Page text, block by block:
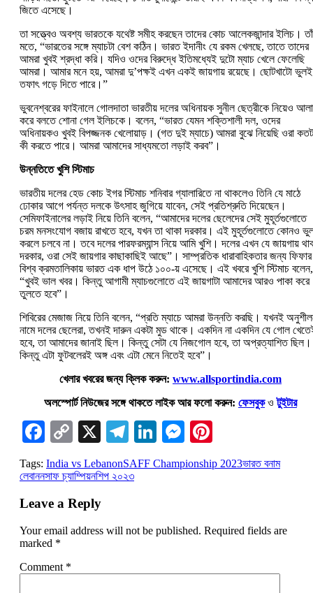
জিতে এসেছে।
তা সত্ত্বেও অবশ্য ভারতকে যথেষ্ট সমীহ করছেন তাদের কোচ আলেকজান্দার ইলিচ।
মতে, “ভারতের সঙ্গে ম্যাচটা বেশ কঠিন। ভারত ইদানীং যে রকম খেলছে, তাতে তাদের
আমরা খুবই শ্রদ্ধা করি। যদিও ওদের বিরুদ্ধে ইতিমধ্যেই দুটো ম্যাচ খেলে ফেলেছি
আমরা। আমার মনে হয়, আমরা দু’পক্ষই এখন একই জায়গায় রয়েছে। ছোটখাটো ভুলই
তফাৎ গড়ে দিতে পারে।”
ভুবনেশ্বরের ফাইনালে গোলদাতা ভারতীয় দলের অধিনায়ক সুনীল ছেত্রীকে নিয়েও
করে বলতে শোনা গেল ইলিচকে। বলেন, “ভারত যেমন শক্তিশালী দল, ওদের
অধিনায়কও খুবই বিপজ্জনক খেলোয়াড়। (গত দুই ম্যাচে) আমরা বুঝে নিয়েছি ওরা
কী করতে পারে। আমরা আমাদের সাধ্যমতো লড়াই করব”।
উন্নতিতে খুশি স্টিমাচ
ভারতীয় দলের হেড কোচ ইগর স্টিমাচ শনিবার গ্যালারিতে না থাকলেও তিনি যে মাঠে
ঢোকার আগে পর্যন্ত দলকে উৎসাহ জুগিয়ে যাবেন, সেই প্রতিশ্রুতি দিয়েছেন।
সেমিফাইনালের লড়াই নিয়ে তিনি বলেন, “আমাদের দলের ছেলেদের সেই মুহূর্তগুলোতে
চরম মনসংযোগ বজায় রাখতে হবে, যখন তা থাকা দরকার। এই মুহূর্তগুলোতে কোনও
করলে চলবে না। তবে দলের পারফরম্যান্স নিয়ে আমি খুশি। দলের এখন যে জায়গায়
দরকার, ওরা সেই জায়গার কাছাকাছিই আছে”। সাম্প্রতিক ধারাবাহিকতার জন্য ফিফার
বিশ্ব ক্রমতালিকায় ভারত এক ধাপ উঠে ১০০-য় এসেছে। এই খবরে খুশি স্টিমাচ বলেন,
“খুবই ভাল খবর। কিন্তু আগামী ম্যাচগুলোতে এই জায়গাটা আমাদের আরও পাকা করে
তুলতে হবে”।
শিবিরের মেজাজ নিয়ে তিনি বলেন, “প্রতি ম্যাচে আমরা উন্নতি করছি। যখনই
নামে দলের ছেলেরা, তখনই দারুন একটা মুড থাকে। একদিন না একদিন যে গোল
হবে, তা আমাদের জানাই ছিল। কিন্তু সেটা যে নিজগোল হবে, তা অপ্রত্যাশিত ছিল।
কিন্তু এটা ফুটবলেরই অঙ্গ এবং এটা মেনে নিতেই হবে”।
খেলার খবরের জন্য ক্লিক করুন: www.allsportindia.com
অলস্পোর্ট নিউজের সঙ্গে থাকতে লাইক আর ফলো করুন: ফেসবুকওটুইটার
Facebook
Copy
Link
X Telegram
LinkedIn
Messenger
Tags: India vs LebanonSAFF Championship 2023ভারত বনাম
লেবাননসাফ চ্যাম্পিয়নশিপ ২০২৩
Leave a Reply
Your email address will not be published. Required fields are
marked *
Comment *